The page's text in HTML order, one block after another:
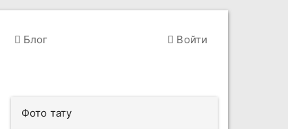
Блог Войти
Фото тату